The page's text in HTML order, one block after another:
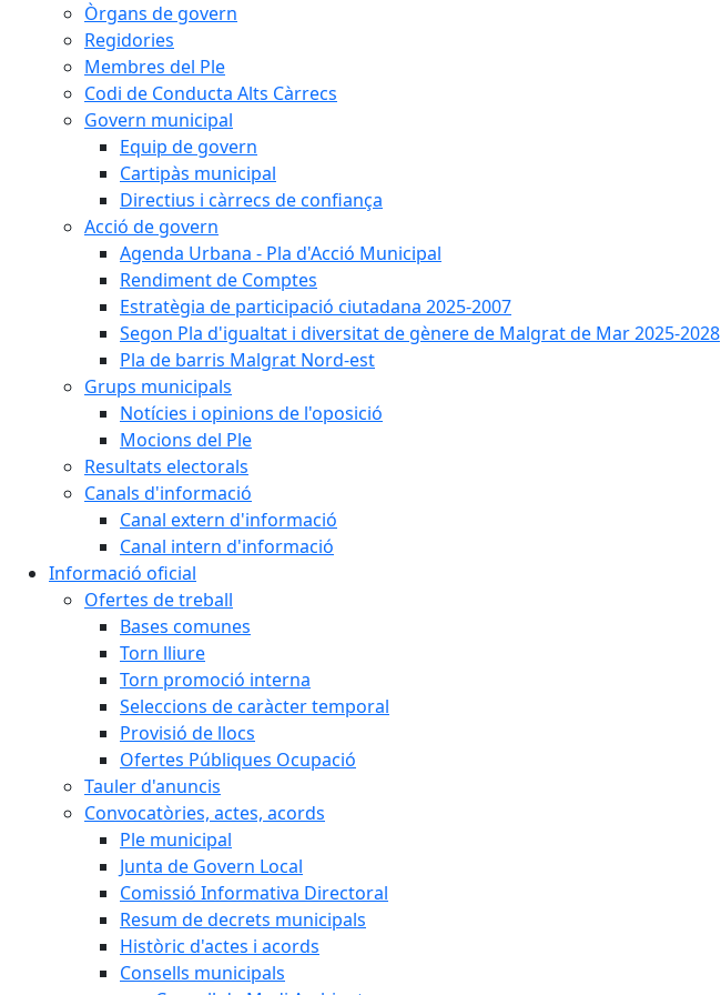
Òrgans de govern
Regidories
Membres del Ple
Codi de Conducta Alts Càrrecs
Govern municipal
Equip de govern
Cartipàs municipal
Directius i càrrecs de confiança
Acció de govern
Agenda Urbana - Pla d'Acció Municipal
Rendiment de Comptes
Estratègia de participació ciutadana 2025-2007
Segon Pla d'igualtat i diversitat de gènere de Malgrat de Mar 2025-2028
Pla de barris Malgrat Nord-est
Grups municipals
Notícies i opinions de l'oposició
Mocions del Ple
Resultats electorals
Canals d'informació
Canal extern d'informació
Canal intern d'informació
Informació oficial
Ofertes de treball
Bases comunes
Torn lliure
Torn promoció interna
Seleccions de caràcter temporal
Provisió de llocs
Ofertes Públiques Ocupació
Tauler d'anuncis
Convocatòries, actes, acords
Ple municipal
Junta de Govern Local
Comissió Informativa Directoral
Resum de decrets municipals
Històric d'actes i acords
Consells municipals